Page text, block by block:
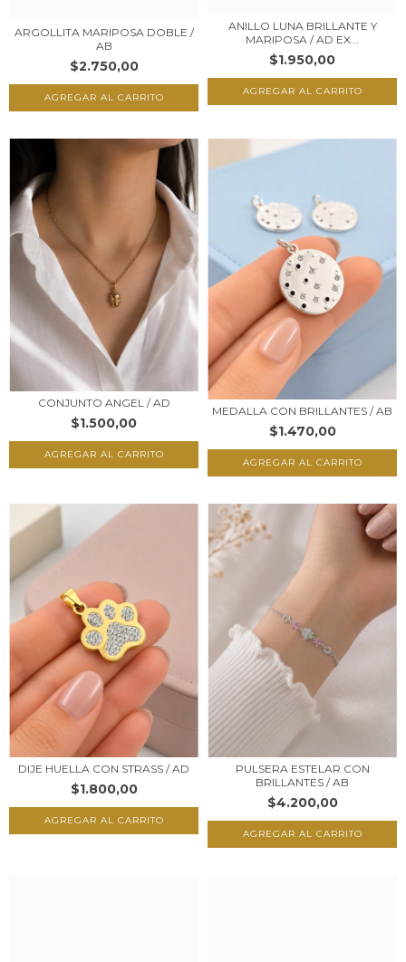
ARGOLLITA MARIPOSA DOBLE /
AB
$2.750,00
ANILLO LUNA BRILLANTE Y
MARIPOSA / AD EX...
$1.950,00
CONJUNTO ANGEL / AD
$1.500,00
MEDALLA CON BRILLANTES / AB
$1.470,00
DIJE HUELLA CON STRASS / AD
$1.800,00
PULSERA ESTELAR CON
BRILLANTES / AB
$4.200,00